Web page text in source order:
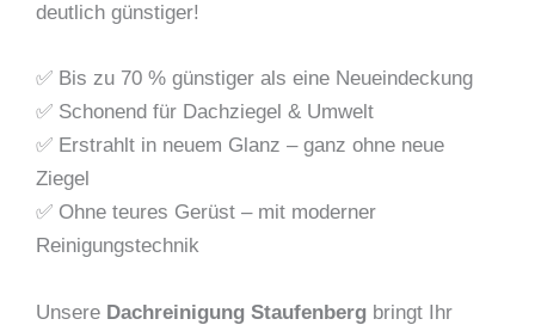
deutlich günstiger!
✅ Bis zu 70 % günstiger als eine Neueindeckung
✅ Schonend für Dachziegel & Umwelt
✅ Erstrahlt in neuem Glanz – ganz ohne neue
Ziegel
✅ Ohne teures Gerüst – mit moderner
Reinigungstechnik
Unsere Dachreinigung Staufenberg bringt Ihr